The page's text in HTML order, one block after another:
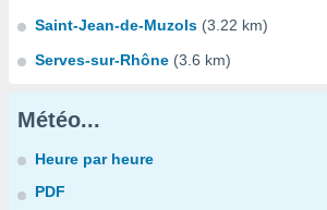
Saint-Jean-de-Muzols (3.22 km)
Serves-sur-Rhône (3.6 km)
Météo...
Heure par heure
PDF